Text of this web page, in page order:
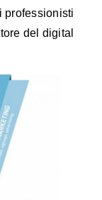
professionisti
del digital